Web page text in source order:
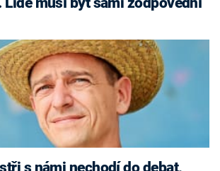
s námi nechodí do debat,